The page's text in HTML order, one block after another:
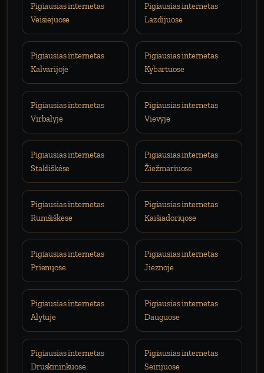
Pigiausias internetas
Veisiejuose
Pigiausias internetas
Lazdijuose
Pigiausias internetas
Kalvarijoje
Pigiausias internetas
Kybartuose
Pigiausias internetas
Virbalyje
Pigiausias internetas
Vievyje
Pigiausias internetas
Stakliškėse
Pigiausias internetas
Žiežmariuose
Pigiausias internetas
Rumšiškėse
Pigiausias internetas
Kaišiadoriųose
Pigiausias internetas
Prienųose
Pigiausias internetas
Jieznoje
Pigiausias internetas
Alytuje
Pigiausias internetas
Dauguose
Pigiausias internetas
Druskininkuose
Pigiausias internetas
Seirijuose